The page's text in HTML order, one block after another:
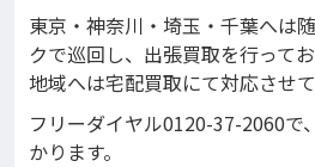
東京・神奈川・埼玉・千葉へは
クで巡回し、出張買取を行って
地域へは宅配買取にて対応させて
フリーダイヤル0120-37-2060で
かります。